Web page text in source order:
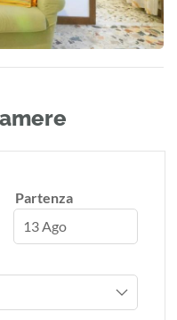
Partenza
13 Ago